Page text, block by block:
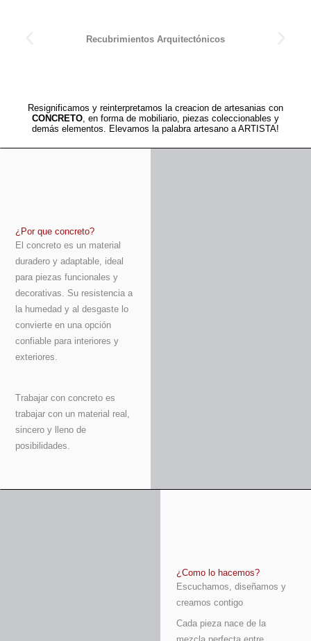
Recubrimientos Arquitectónicos
Resignificamos y reinterpretamos la creacion de artesanias con
CONCRETO, en forma de mobiliario, piezas coleccionables y
demás elementos. Elevamos la palabra artesano a ARTISTA!
¿Por que concreto?
El concreto es un material
duradero y adaptable, ideal
para piezas funcionales y
decorativas. Su resistencia a
la humedad y al desgaste lo
convierte en una opción
confiable para interiores y
exteriores.
Trabajar con concreto es
trabajar con un material real,
sincero y lleno de
posibilidades.
¿Como lo hacemos?
Escuchamos, diseñamos y
creamos contigo
Cada pieza nace de la